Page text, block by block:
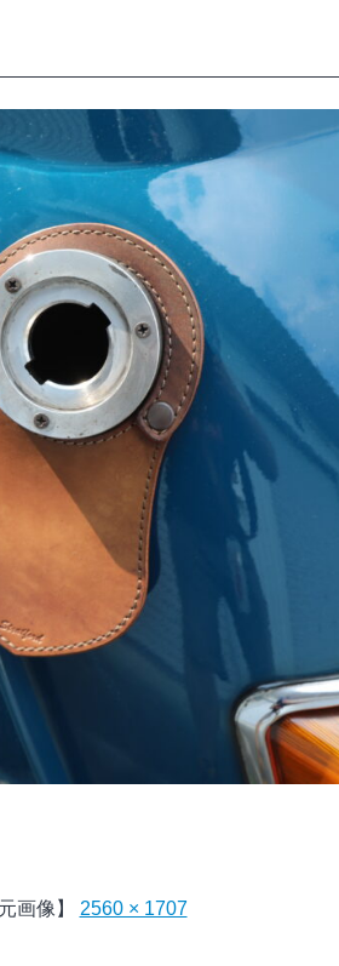
画像】 2560 × 1707